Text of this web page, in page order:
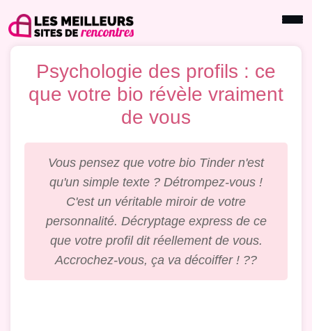
Psychologie des profils : ce
que votre bio révèle vraiment
de vous
Vous pensez que votre bio Tinder n'est
qu'un simple texte ? Détrompez-vous !
C'est un véritable miroir de votre
personnalité. Décryptage express de ce
que votre profil dit réellement de vous.
Accrochez-vous, ça va décoiffer ! ??